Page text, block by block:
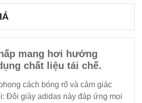
mang hơi hướng
chất liệu tái chế.
cách bóng rổ và cảm giác
Đôi giày adidas này đáp ứng mọi